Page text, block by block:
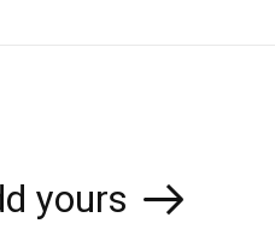
yours